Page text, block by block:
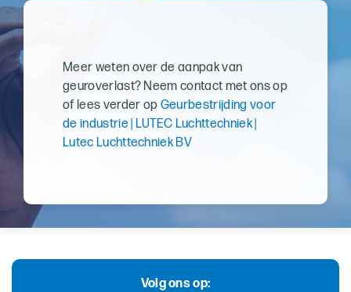
Meer weten over de aanpak van
geuroverlast? Neem contact met ons op
of lees verder op Geurbestrijding voor
de industrie | LUTEC Luchttechniek |
Lutec Luchttechniek BV
Volg ons op: